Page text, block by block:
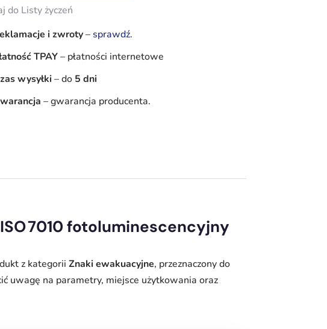
do Listy życzeń
i zwroty–sprawdź.
TPAY– płatności internetowe
wysyłki–do 5 dni
–gwarancja producenta.
7010 fotoluminescencyjny
z kategoriiZnaki ewakuacyjne, przeznaczony do
uwagę na parametry, miejsce użytkowania oraz